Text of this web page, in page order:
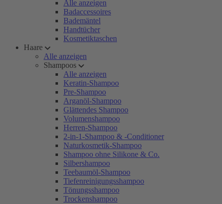
Alle anzeigen
Badaccessoires
Bademäntel
Handtücher
Kosmetiktaschen
Haare
Alle anzeigen
Shampoos
Alle anzeigen
Keratin-Shampoo
Pre-Shampoo
Arganöl-Shampoo
Glättendes Shampoo
Volumenshampoo
Herren-Shampoo
2-in-1-Shampoo & -Conditioner
Naturkosmetik-Shampoo
Shampoo ohne Silikone & Co.
Silbershampoo
Teebaumöl-Shampoo
Tiefenreinigungsshampoo
Tönungsshampoo
Trockenshampoo